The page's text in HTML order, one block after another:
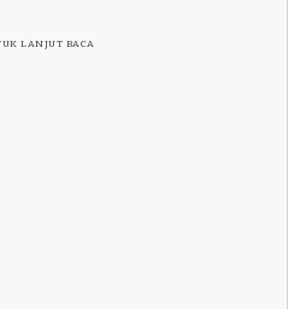
LANJUT BACA